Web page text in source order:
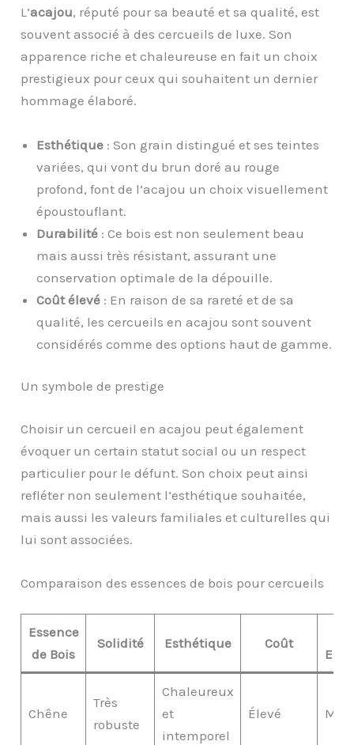
L’acajou, réputé pour sa beauté et sa qualité, est
souvent associé à des cercueils de luxe. Son
apparence riche et chaleureuse en fait un choix
prestigieux pour ceux qui souhaitent un dernier
hommage élaboré.
Esthétique : Son grain distingué et ses teintes
variées, qui vont du brun doré au rouge
profond, font de l’acajou un choix visuellement
époustouflant.
Durabilité : Ce bois est non seulement beau
mais aussi très résistant, assurant une
conservation optimale de la dépouille.
Coût élevé : En raison de sa rareté et de sa
qualité, les cercueils en acajou sont souvent
considérés comme des options haut de gamme.
Un symbole de prestige
Choisir un cercueil en acajou peut également
évoquer un certain statut social ou un respect
particulier pour le défunt. Son choix peut ainsi
refléter non seulement l’esthétique souhaitée,
mais aussi les valeurs familiales et culturelles qui
lui sont associées.
Comparaison des essences de bois pour cercueils
Essence
de Bois
Solidité Esthétique Coût
Chêne
Très
robuste
Chaleureux
et
intemporel
Élevé